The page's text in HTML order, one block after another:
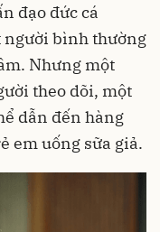
đạo đức cá
người bình thường
Nhưng một
theo dõi, một
dẫn đến hàng
em uống sữa giả.